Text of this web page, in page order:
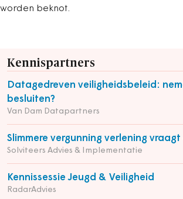
worden beknot.
Kennispartners
Datagedreven veiligheidsbeleid:
besluiten?
Van Dam Datapartners
Slimmere vergunning verlening
Solviteers Advies & Implementatie
Kennissessie Jeugd & Veiligheid
RadarAdvies